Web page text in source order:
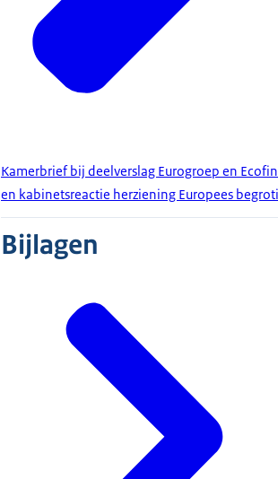
Kamerbrief bij deelverslag Eurogroep en
en kabinetsreactie herziening Europees
Bijlagen